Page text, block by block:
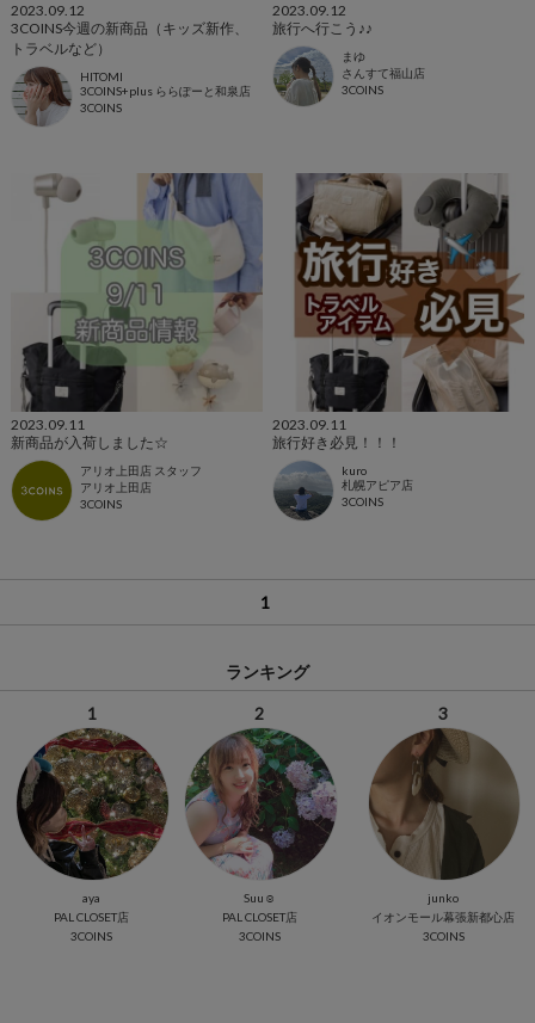
2023.09.12
3COINS今週の新商品（キッズ新作、
トラベルなど）
HITOMI
3COINS+plus ららぽーと和泉店
3COINS
2023.09.12
旅行へ行こう♪♪
まゆ
さんすて福山店
3COINS
2023.09.11
新商品が入荷しました☆
アリオ上田店 スタッフ
アリオ上田店
3COINS
2023.09.11
旅行好き必見！！！
kuro
札幌アピア店
3COINS
1
ランキング
1
aya
PAL CLOSET店
3COINS
2
Suu☺︎
PAL CLOSET店
3COINS
3
junko
イオンモール幕張新都心店
3COINS